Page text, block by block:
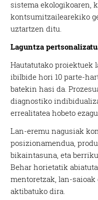
sistema ekologikoaren,
kontsumitzailearekiko
uztartzen ditu.
Laguntza
Hautatutako proiektuek
ibilbide hori 10 parte-
batekin hasi da.
diagnostiko
errealitatea hobeto
Lan-eremu nagusiak
posizionamendua,
bikaintasuna, eta
Behar horietatik
mentoretzak, lan-
aktibatuko dira.